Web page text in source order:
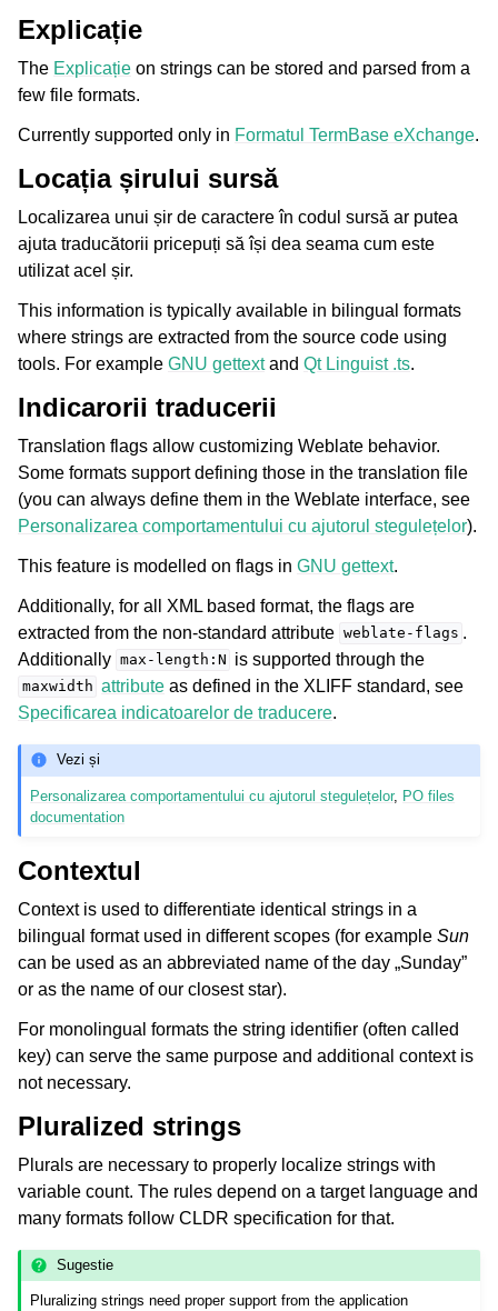
Explicație
The Explicație on strings can be stored and parsed from a
few file formats.
Currently supported only in Formatul TermBase eXchange.
Locația șirului sursă
Localizarea unui șir de caractere în codul sursă ar putea
ajuta traducătorii pricepuți să își dea seama cum este
utilizat acel șir.
This information is typically available in bilingual formats
where strings are extracted from the source code using
tools. For example GNU gettextand Qt Linguist .ts.
Indicarorii traducerii
Translation flags allow customizing Weblate behavior.
Some formats support defining those in the translation file
(you can always define them in the Weblate interface, see
Personalizarea comportamentului cu ajutorul stegulețelor).
This feature is modelled on flags in GNU gettext.
Additionally, for all XML based format, the flags are
extracted from the non-standard attribute weblate-flags .
Additionally max-length:N is supported through the
maxwidth attribute as defined in the XLIFF standard, see
Specificarea indicatoarelor de traducere.
Vezi și
Personalizarea comportamentului cu ajutorul stegulețelor, PO files
documentation
Contextul
Context is used to differentiate identical strings in a
bilingual format used in different scopes (for example Sun
can be used as an abbreviated name of the day „Sunday”
or as the name of our closest star).
For monolingual formats the string identifier (often called
key) can serve the same purpose and additional context is
not necessary.
Pluralized strings
Plurals are necessary to properly localize strings with
variable count. The rules depend on a target language and
many formats follow CLDR specification for that.
Sugestie
Pluralizing strings need proper support from the application